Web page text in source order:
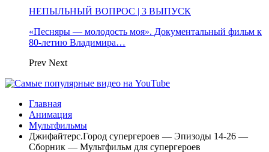
НЕПЫЛЬНЫЙ ВОПРОС | 3 ВЫПУСК
«Песняры — молодость моя». Документальный фильм к
80-летию Владимира…
Prev Next
Главная
Анимация
Мультфильмы
Джифайтерс.Город супергероев — Эпизоды 14-26 —
Сборник — Мультфильм для супергероев